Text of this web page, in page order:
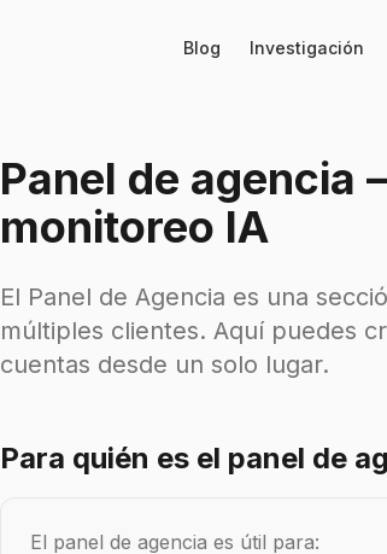
Blog Investigación
Panel de agencia
monitoreo IA
El Panel de Agencia es una
múltiples clientes. Aquí puedes
cuentas desde un solo lugar.
Para quién es el panel de
El panel de agencia es útil para: